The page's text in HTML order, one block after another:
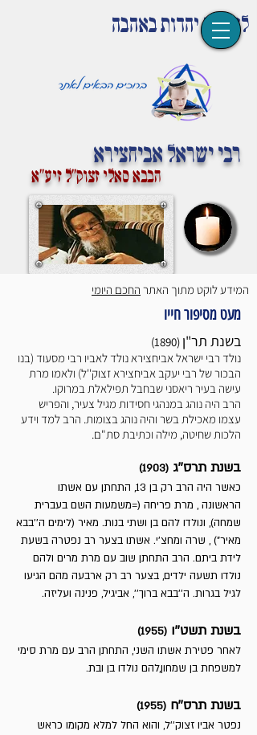
לומדים יהדות באהבה
הבבא סאלי זצוק''ל זיע''א
רבי ישראל אביחצירא
המידע לוקט מתוך האתר החכם היומי
מעט מסיפור חייו
בשנת תר"ן (1890)
נולד רבי ישראל אביחצירא נולד לאביו רבי מסעוד (בנו
הבכור של רבי יעקב אביחצירא זצוק''ל) ולאמו מרת
עישה בעיר ריאסני שבחבל תפילאלת במרוקו.
הרב היה נוהג במנהגי חסידות מגיל צעיר, והפריש
עצמו מאכילת בשר והיה נוהג בצומות. הרב למד וידע
הלכות שחיטה, מילה וכתיבת סת"ם.
בשנת תרס''ג (1903)
כאשר היה הרב רק בן 13, התחתן עם אשתו
הראשונה , מרת פריחה (=משמעות השם בעברית
שמחה), ונולדו להם בן ושתי בנות. מאיר (לימים ה''בבא
מאיר") , שרה ומחצ'י. אשתו בצער רב נפטרה בשעת
לידת ביתם. הרב התחתן שוב עם מרת מרים ולהם
נולדו תשעה ילדים, בצער רב רק ארבעה מהם הגיעו
לגיל בגרות. ה''בבא ברוך'', אביגיל, פנינה ועליזה.
בשנת תשט''ו (1955)
לאחר פטירת אשתו השני, התחתן הרב עם מרת סימי
למשפחת בן שמחון,להם נולדו בן ובת.
בשנת תרס''ח (1955)
נפטר אביו זצוק''ל, והוא החל למלא מקומו כראש